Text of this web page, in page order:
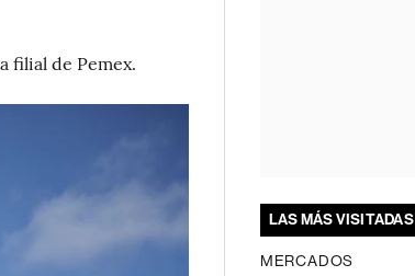
filial de Pemex.
LAS MÁS VISITADAS
MERCADOS